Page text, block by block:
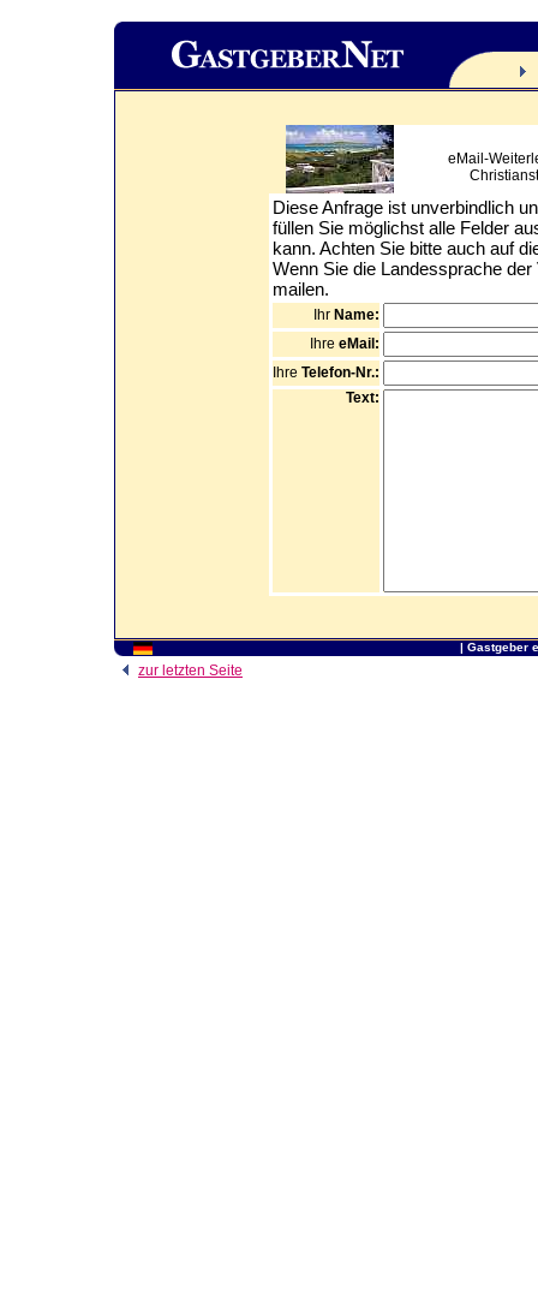
eMail-
Diese Anfrage ist unverbindlich
füllen Sie möglichst alle Felder
kann. Achten Sie bitte auch auf
Wenn Sie die Landessprache
mailen.
Ihr Name:
Ihre eMail:
Ihre Telefon-Nr.:
Text:
| Gastgeber
zur letzten Seite